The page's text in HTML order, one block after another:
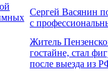
Сергей Васянин
с
Житель
гостайне, стал
после выезда из